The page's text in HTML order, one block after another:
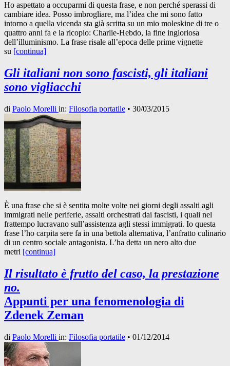
Ho aspettato a occuparmi di questa frase, e non perché sperassi di
cambiare idea. Posso imbrogliare, ma l’idea che mi sono fatto
intorno a quella vicenda sta già scritta su un mio moleskine di tre o
quattro anni fa e la ricopio: Charlie-Hebdo, la fine ingloriosa
dell’illuminismo. La frase risale all’epoca delle prime vignette
su [continua]
Gli italiani non sono fascisti, gli italiani
sono vigliacchi
di Paolo Morelli in: Filosofia portatile • 30/03/2015
È una frase che si è sentita molte volte nei giorni degli assalti agli
immigrati nelle periferie, assalti orchestrati dai fascisti, i quali nel
frattempo lucravano sull’assistenza agli stessi immigrati. Io questa
frase l’ho carpita sere fa in una bettola alternativa, l’anfratto culinario
di un centro sociale antagonista. L’ha detta un nero alto due
metri [continua]
Il risultato è frutto del caso, la prestazione
no.
Appunti per una fenomenologia di
Zdenek Zeman
di Paolo Morelli in: Filosofia portatile • 01/12/2014